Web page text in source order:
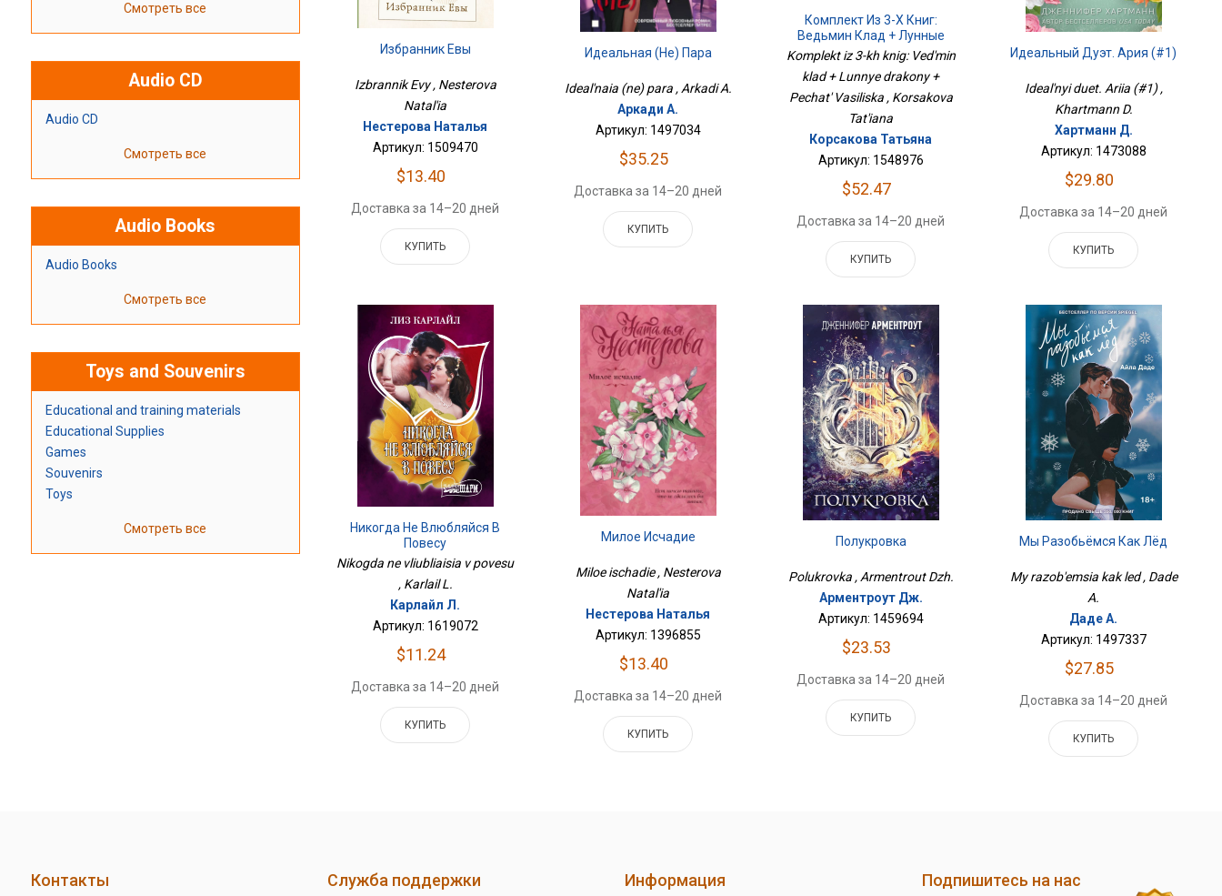
Смотреть все
Audio CD
Audio CD
Смотреть все
Audio Books
Audio Books
Смотреть все
Toys and Souvenirs
Educational and training materials
Educational Supplies
Games
Souvenirs
Toys
Смотреть все
Избранник Евы
Izbrannik Evy , Nesterova
Natal'ia
Нестерова Наталья
Артикул: 1509470
$13.40
Доставка за 14–20 дней
КУПИТЬ
Идеальная (не) Пара
Ideal'naia (ne) para , Arkadi A.
Аркади А.
Артикул: 1497034
$35.25
Доставка за 14–20 дней
КУПИТЬ
Комплект Из 3-Х Книг:
Ведьмин Клад + Лунные
Драконы + Печать
Василиска
Komplekt iz 3-kh knig: Ved'min
klad + Lunnye drakony +
Pechat' Vasiliska , Korsakova
Tat'iana
Корсакова Татьяна
Артикул: 1548976
$52.47
Доставка за 14–20 дней
КУПИТЬ
Идеальный Дуэт. Ария (#1)
Ideal'nyi duet. Ariia (#1) ,
Khartmann D.
Хартманн Д.
Артикул: 1473088
$29.80
Доставка за 14–20 дней
КУПИТЬ
Никогда Не Влюбляйся В
Повесу
Nikogda ne vliubliaisia v povesu
, Karlail L.
Карлайл Л.
Артикул: 1619072
$11.24
Доставка за 14–20 дней
КУПИТЬ
Милое Исчадие
Miloe ischadie , Nesterova
Natal'ia
Нестерова Наталья
Артикул: 1396855
$13.40
Доставка за 14–20 дней
КУПИТЬ
Полукровка
Polukrovka , Armentrout Dzh.
Арментроут Дж.
Артикул: 1459694
$23.53
Доставка за 14–20 дней
КУПИТЬ
Мы Разобьёмся Как Лёд
My razob'emsia kak led , Dade
A.
Даде А.
Артикул: 1497337
$27.85
Доставка за 14–20 дней
КУПИТЬ
Контакты Служба поддержки Информация Подпишитесь на нас